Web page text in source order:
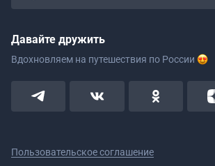
Давайте дружить
Вдохновляем на путешествия по России
Пользовательское соглашение